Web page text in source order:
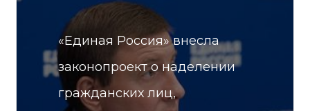
«Единая Россия» внесла
законопроект о наделении
гражданских лиц,